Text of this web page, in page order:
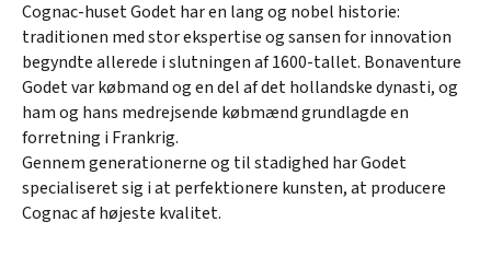
Cognac-huset Godet har en lang og nobel historie:
traditionen med stor ekspertise og sansen for innovation
begyndte allerede i slutningen af 1600-tallet. Bonaventure
Godet var købmand og en del af det hollandske dynasti, og
ham og hans medrejsende købmænd grundlagde en
forretning i Frankrig.
Gennem generationerne og til stadighed har Godet
specialiseret sig i at perfektionere kunsten, at producere
Cognac af højeste kvalitet.